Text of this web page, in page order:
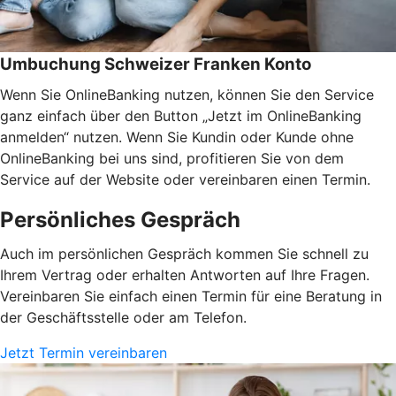
Umbuchung Schweizer Franken Konto
Wenn Sie OnlineBanking nutzen, können Sie den Service
ganz einfach über den Button „Jetzt im OnlineBanking
anmelden“ nutzen. Wenn Sie Kundin oder Kunde ohne
OnlineBanking bei uns sind, profitieren Sie von dem
Service auf der Website oder vereinbaren einen Termin.
Persönliches Gespräch
Auch im persönlichen Gespräch kommen Sie schnell zu
Ihrem Vertrag oder erhalten Antworten auf Ihre Fragen.
Vereinbaren Sie einfach einen Termin für eine Beratung in
der Geschäftsstelle oder am Telefon.
Jetzt Termin vereinbaren